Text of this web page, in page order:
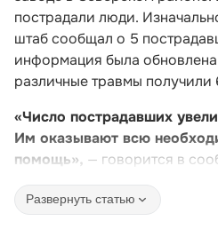
пострадали люди.
штаб сообщал о 5
информация была
различные травмы получили
«Число пострадавших
Им оказывают всю
помощь», — говорится в
Развернуть статью